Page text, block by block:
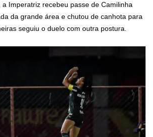
Imperatriz recebeu passe de Camilinha
da grande área e chutou de canhota para
seguiu o duelo com outra postura.